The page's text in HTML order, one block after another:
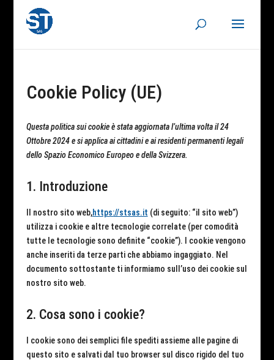
Cookie Policy (UE)
Questa politica sui cookie è stata aggiornata l’ultima volta il 24
Ottobre 2024 e si applica ai cittadini e ai residenti permanenti legali
dello Spazio Economico Europeo e della Svizzera.
1. Introduzione
Il nostro sito web,https://stsas.it (di seguito: “il sito web”)
utilizza i cookie e altre tecnologie correlate (per comodità
tutte le tecnologie sono definite “cookie”). I cookie vengono
anche inseriti da terze parti che abbiamo ingaggiato. Nel
documento sottostante ti informiamo sull’uso dei cookie sul
nostro sito web.
2. Cosa sono i cookie?
I cookie sono dei semplici file spediti assieme alle pagine di
questo sito e salvati dal tuo browser sul disco rigido del tuo